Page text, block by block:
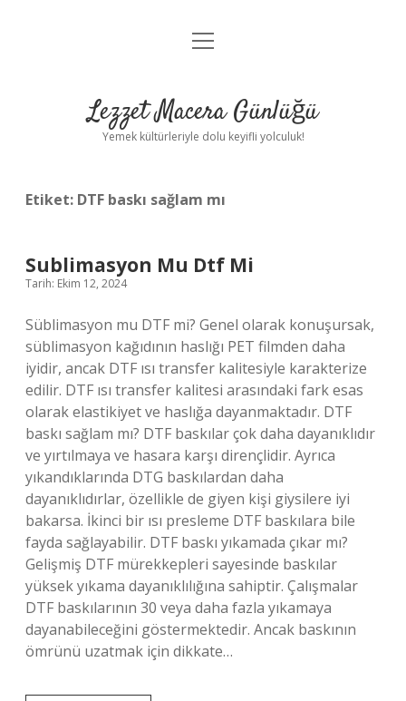
Anasayfa
Yasal Uyarı
menüyü
Lezzet Macera Günlüğü
Yemek kültürleriyle dolu keyifli yolculuk!
Etiket: DTF baskı sağlam mı
Sublimasyon Mu Dtf Mi
Tarih: Ekim 12, 2024
Süblimasyon mu DTF mi? Genel olarak konuşursak,
süblimasyon kağıdının haslığı PET filmden daha
iyidir, ancak DTF ısı transfer kalitesiyle karakterize
edilir. DTF ısı transfer kalitesi arasındaki fark esas
olarak elastikiyet ve haslığa dayanmaktadır. DTF
baskı sağlam mı? DTF baskılar çok daha dayanıklıdır
ve yırtılmaya ve hasara karşı dirençlidir. Ayrıca
yıkandıklarında DTG baskılardan daha
dayanıklıdırlar, özellikle de giyen kişi giysilere iyi
bakarsa. İkinci bir ısı presleme DTF baskılara bile
fayda sağlayabilir. DTF baskı yıkamada çıkar mı?
Gelişmiş DTF mürekkepleri sayesinde baskılar
yüksek yıkama dayanıklılığına sahiptir. Çalışmalar
DTF baskılarının 30 veya daha fazla yıkamaya
dayanabileceğini göstermektedir. Ancak baskının
ömrünü uzatmak için dikkate…